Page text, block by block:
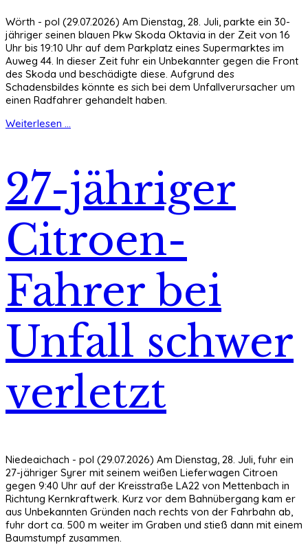
Wörth - pol (29.07.2026) Am Dienstag, 28. Juli, parkte ein 30-
jähriger seinen blauen Pkw Skoda Oktavia in der Zeit von 16
Uhr bis 19:10 Uhr auf dem Parkplatz eines Supermarktes im
Auweg 44. In dieser Zeit fuhr ein Unbekannter gegen die Front
des Skoda und beschädigte diese. Aufgrund des
Schadensbildes könnte es sich bei dem Unfallverursacher um
einen Radfahrer gehandelt haben.
Weiterlesen ...
27-jähriger
Citroen-
Fahrer bei
Unfall schwer
verletzt
Niedeaichach - pol (29.07.2026) Am Dienstag, 28. Juli, fuhr ein
27-jähriger Syrer mit seinem weißen Lieferwagen Citroen
gegen 9:40 Uhr auf der Kreisstraße LA22 von Mettenbach in
Richtung Kernkraftwerk. Kurz vor dem Bahnübergang kam er
aus Unbekannten Gründen nach rechts von der Fahrbahn ab,
fuhr dort ca. 500 m weiter im Graben und stieß dann mit einem
Baumstumpf zusammen.